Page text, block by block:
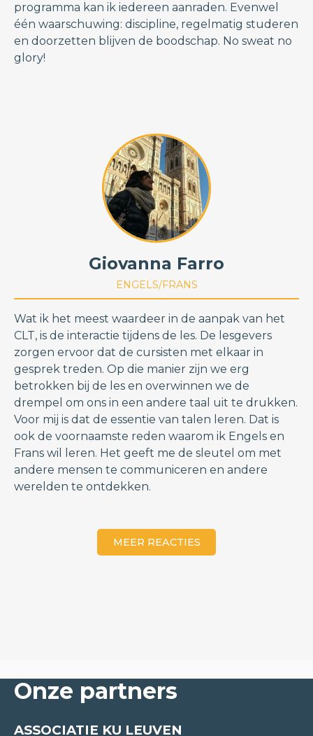
programma kan ik iedereen aanraden. Evenwel
één waarschuwing: discipline, regelmatig studeren
en doorzetten blijven de boodschap. No sweat no
glory!
Giovanna Farro
ENGELS/FRANS
Wat ik het meest waardeer in de aanpak van het
CLT, is de interactie tijdens de les. De lesgevers
zorgen ervoor dat de cursisten met elkaar in
gesprek treden. Op die manier zijn we erg
betrokken bij de les en overwinnen we de
drempel om ons in een andere taal uit te drukken.
Voor mij is dat de essentie van talen leren. Dat is
ook de voornaamste reden waarom ik Engels en
Frans wil leren. Het geeft me de sleutel om met
andere mensen te communiceren en andere
werelden te ontdekken.
Godelief Ginneberge
ZWEEDS/TURKS
MEER REACTIES
Onze partners
ASSOCIATIE KU LEUVEN